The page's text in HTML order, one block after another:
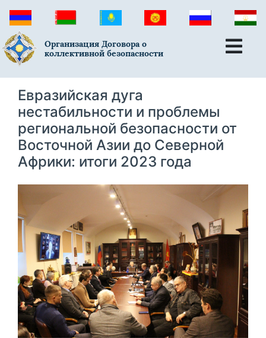
Организация Договора о
коллективной безопасности
Евразийская дуга
нестабильности и проблемы
региональной безопасности от
Восточной Азии до Северной
Африки: итоги 2023 года